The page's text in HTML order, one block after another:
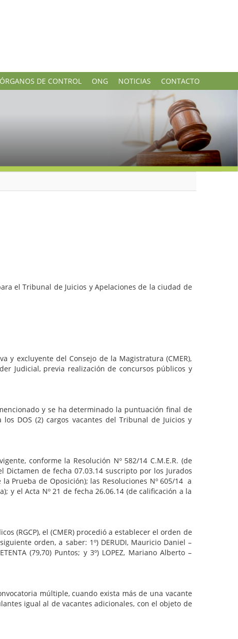
ÓRGANOS DE CONTROL ONG NOTICIAS CONTACTO
Tribunal de Juicios y Apelaciones de la ciudad de
del Consejo de la Magistratura (CMER),
Judicial, previa realización de concursos públicos y
y se ha determinado la puntuación final de
DOS (2) cargos vacantes del Tribunal de Juicios y
la Resolución Nº 582/14 C.M.E.R. (de
Dictamen de fecha 07.03.14 suscripto por los Jurados
Prueba de Oposición); las Resoluciones Nº 605/14 a
y el Acta Nº 21 de fecha 26.06.14 (de calificación a la
el (CMER) procedió a establecer el orden de
orden, a saber: 1º) DERUDI, Mauricio Daniel –
(79,70) Puntos; y 3º) LOPEZ, Mariano Alberto –
múltiple, cuando exista más de una vacante
igual al de vacantes adicionales, con el objeto de